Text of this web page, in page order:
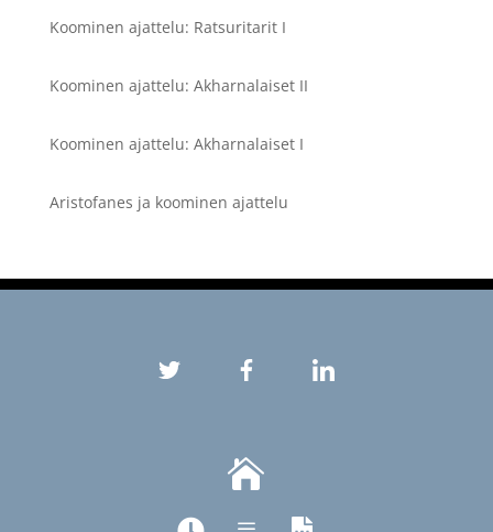
Koominen ajattelu: Ratsuritarit I
Koominen ajattelu: Akharnalaiset II
Koominen ajattelu: Akharnalaiset I
Aristofanes ja koominen ajattelu
